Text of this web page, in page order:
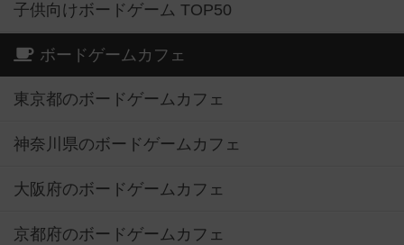
子供向けボードゲーム TOP50
ボードゲームカフェ
東京都のボードゲームカフェ
神奈川県のボードゲームカフェ
大阪府のボードゲームカフェ
京都府のボードゲームカフェ